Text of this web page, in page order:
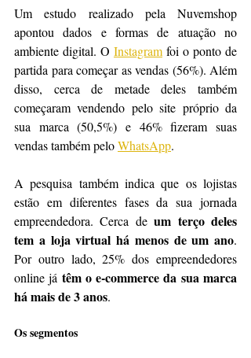
Um estudo realizado pela Nuvemshop
apontou dados e formas de atuação no
ambiente digital. O Instagram foi o ponto de
partida para começar as vendas (56%). Além
disso, cerca de metade deles também
começaram vendendo pelo site próprio da
sua marca (50,5%) e 46% fizeram suas
vendas também pelo WhatsApp.
A pesquisa também indica que os lojistas
estão em diferentes fases da sua jornada
empreendedora. Cerca de um terço deles
tem a loja virtual há menos de um ano.
Por outro lado, 25% dos empreendedores
online já têm o e-commerce da sua marca
há mais de 3 anos.
Os segmentos